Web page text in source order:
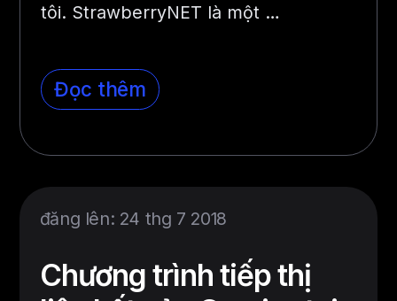
tôi. StrawberryNET là một …
Đọc thêm
đăng lên: 24 thg 7 2018
Chương trình tiếp thị